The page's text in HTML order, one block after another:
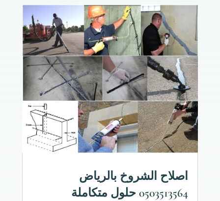
اصلاح الشروخ بالرياض
0503513564 حلول متكاملة